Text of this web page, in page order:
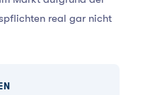
real gar nicht